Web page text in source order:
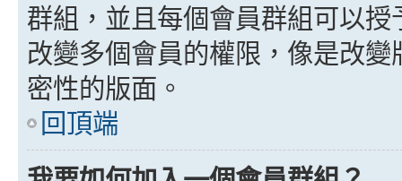
群組，並且每個會員群組可以
改變多個會員的權限，像是改
密性的版面。
回頂端